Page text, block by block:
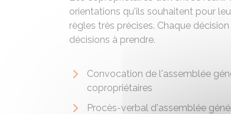
orientations qu'ils souhaitent pour
règles très précises. Chaque
décisions à prendre.
Convocation de l'assemblée
copropriétaires
Procès-verbal d'assemblée